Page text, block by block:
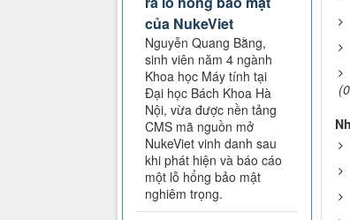
của NukeViet
Nguyễn Quang Bằng,
sinh viên năm 4 ngành
Khoa học Máy tính tại
Đại học Bách Khoa Hà
Nội, vừa được nền tảng
CMS mã nguồn mở
NukeViet vinh danh sau
khi phát hiện và báo cáo
một lỗ hổng bảo mật
nghiêm trọng.